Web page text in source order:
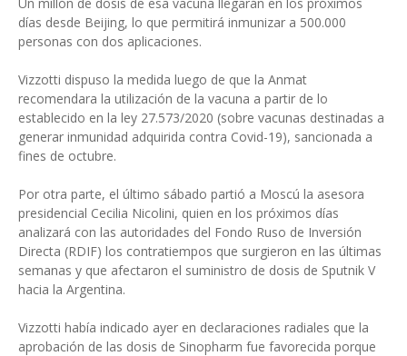
días desde Beijing, lo que permitirá inmunizar a 500.000
personas con dos aplicaciones.
Vizzotti dispuso la medida luego de que la Anmat
recomendara la utilización de la vacuna a partir de lo
establecido en la ley 27.573/2020 (sobre vacunas destinadas a
generar inmunidad adquirida contra Covid-19), sancionada a
fines de octubre.
Por otra parte, el último sábado partió a Moscú la asesora
presidencial Cecilia Nicolini, quien en los próximos días
analizará con las autoridades del Fondo Ruso de Inversión
Directa (RDIF) los contratiempos que surgieron en las últimas
semanas y que afectaron el suministro de dosis de Sputnik V
hacia la Argentina.
Vizzotti había indicado ayer en declaraciones radiales que la
aprobación de las dosis de Sinopharm fue favorecida porque